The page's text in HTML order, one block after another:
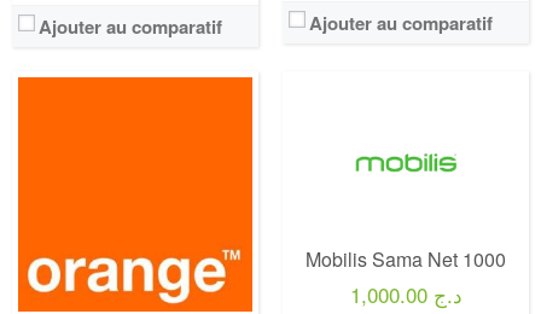
Ajouter au comparatif Ajouter au comparatif
Mobilis Sama Net 1000
1,000.00 د.ج